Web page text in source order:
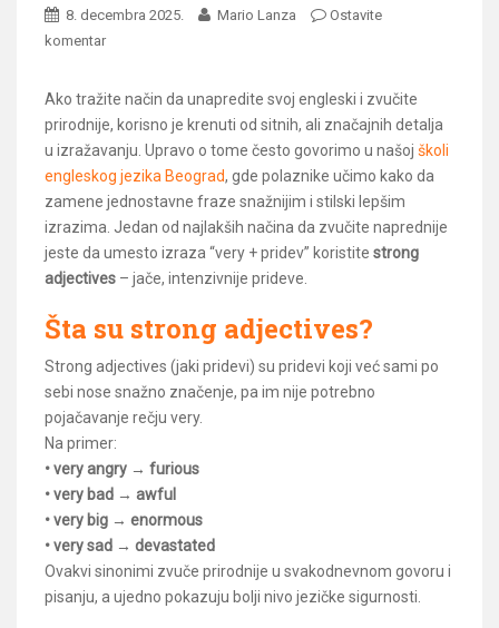
8. decembra 2025. Mario Lanza
Ostavite
komentar
Ako tražite način da unapredite svoj engleski i zvučite
prirodnije, korisno je krenuti od sitnih, ali značajnih detalja
u izražavanju. Upravo o tome često govorimo u našoj školi
engleskog jezika Beograd, gde polaznike učimo kako da
zamene jednostavne fraze snažnijim i stilski lepšim
izrazima. Jedan od najlakših načina da zvučite naprednije
jeste da umesto izraza “very + pridev” koristite strong
adjectives – jače, intenzivnije prideve.
Šta su strong adjectives?
Strong adjectives (jaki pridevi) su pridevi koji već sami po
sebi nose snažno značenje, pa im nije potrebno
pojačavanje rečju very.
Na primer:
• very angry → furious
• very bad → awful
• very big → enormous
• very sad → devastated
Ovakvi sinonimi zvuče prirodnije u svakodnevnom govoru i
pisanju, a ujedno pokazuju bolji nivo jezičke sigurnosti.